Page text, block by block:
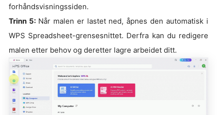
forhåndsvisningssiden.
Trinn 5: Når malen er lastet ned, åpnes den automatisk i
WPS Spreadsheet-grensesnittet. Derfra kan du redigere
malen etter behov og deretter lagre arbeidet ditt.